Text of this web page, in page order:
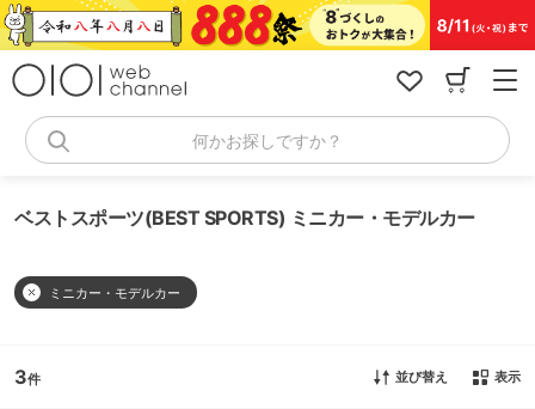
コ
ン
何かお探しですか？
ベストスポーツ(BEST SPORTS) ミニカー・モデルカー
ミニカー・モデルカー
3 並び替え 表示